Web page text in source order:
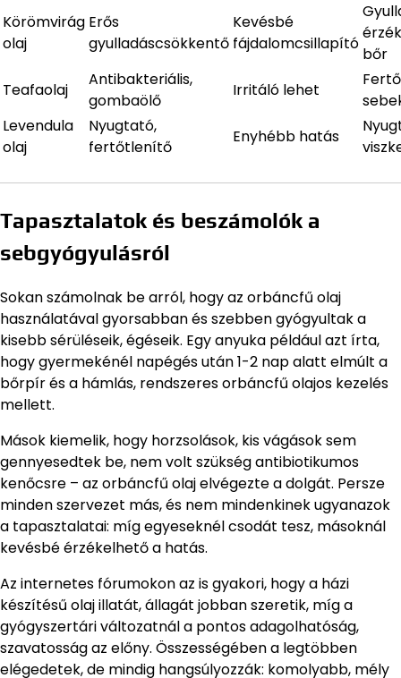
Körömvirág
olaj
Erős
gyulladáscsökkentő
Kevésbé
fájdalomcsillapító
bőr
Teafaolaj
Antibakteriális,
gombaölő
Irritáló lehet
Levendula
olaj
Nyugtató,
fertőtlenítő
Enyhébb hatás
Tapasztalatok és beszámolók a
sebgyógyulásról
Sokan számolnak be arról, hogy az orbáncfű olaj
használatával gyorsabban és szebben gyógyultak a
kisebb sérüléseik, égéseik. Egy anyuka például azt írta,
hogy gyermekénél napégés után 1-2 nap alatt elmúlt a
bőrpír és a hámlás, rendszeres orbáncfű olajos kezelés
mellett.
Mások kiemelik, hogy horzsolások, kis vágások sem
gennyesedtek be, nem volt szükség antibiotikumos
kenőcsre – az orbáncfű olaj elvégezte a dolgát. Persze
minden szervezet más, és nem mindenkinek ugyanazok
a tapasztalatai: míg egyeseknél csodát tesz, másoknál
kevésbé érzékelhető a hatás.
Az internetes fórumokon az is gyakori, hogy a házi
készítésű olaj illatát, állagát jobban szeretik, míg a
gyógyszertári változatnál a pontos adagolhatóság,
szavatosság az előny. Összességében a legtöbben
elégedetek, de mindig hangsúlyozzák: komolyabb, mély